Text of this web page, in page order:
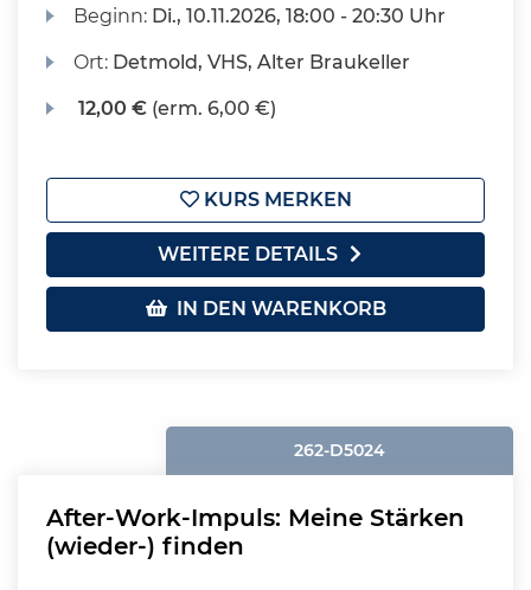
Beginn: Di., 10.11.2026, 18:00 - 20:30 Uhr
Ort: Detmold, VHS, Alter Braukeller
12,00 € (erm. 6,00 €)
KURS MERKEN
WEITERE DETAILS
IN DEN WARENKORB
262-D5024
After-Work-Impuls: Meine Stärken
(wieder-) finden